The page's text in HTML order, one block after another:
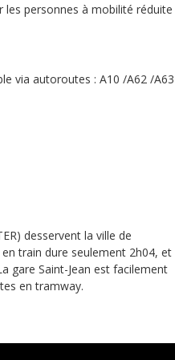
les personnes à mobilité réduite
via autoroutes : A10 /A62 /A63
desservent la ville de
train dure seulement 2h04, et
gare Saint-Jean est facilement
en tramway.